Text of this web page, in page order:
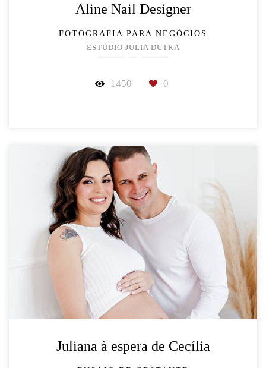
Aline Nail Designer
FOTOGRAFIA PARA NEGÓCIOS
ESTÚDIO JULIA DUTRA
1450 0
Juliana à espera de Cecília